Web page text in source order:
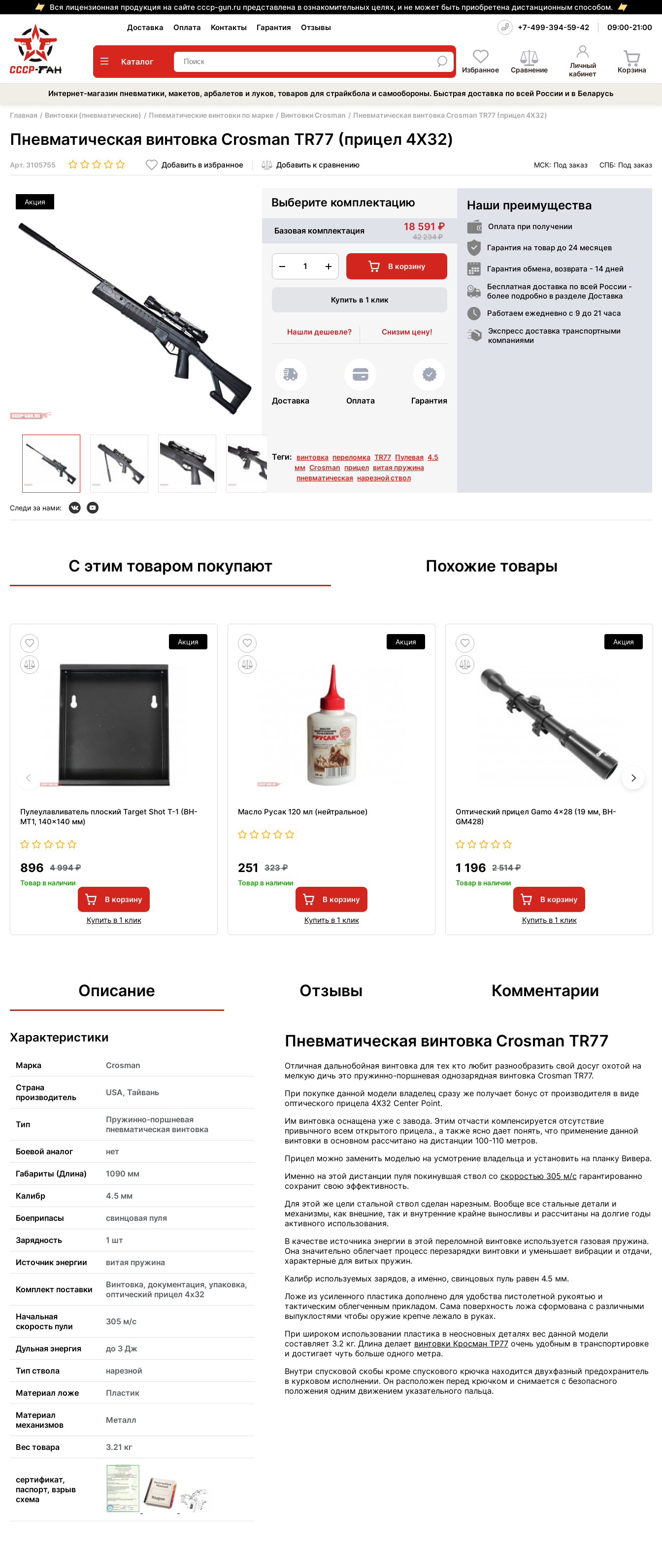
Вся лицензионная продукция на сайте cccp-gun.ru представлена в ознакомительных целях, и не может быть приобретена дистанционным способом.
Доставка Оплата Контакты Гарантия Отзывы +7-499-394-59-42 09:00-21:00
Каталог
Избранное Сравнение
Личный
кабинет
Корзина
Интернет-магазин пневматики, макетов, арбалетов и луков, товаров для страйкбола и самообороны. Быстрая доставка по всей России и в Беларусь
Главная Винтовки (пневматические) Пневматические винтовки по марке Винтовки Crosman Пневматическая винтовка Crosman TR77 (прицел 4Х32)
Пневматическая винтовка Crosman TR77 (прицел 4Х32)
Арт. 3105755 Добавить в избранное Добавить к сравнению МСК: Под заказ СПБ: Под заказ
Акция Выберите комплектацию
Базовая комплектация 18 591
42 234
1 В корзину
Купить в 1 клик
Нашли дешевле? Снизим цену!
Доставка Оплата Гарантия
Теги: винтовка переломка TR77 Пулевая 4.5
мм Crosman прицел витая пружина
пневматическая нарезной ствол
Наши преимущества
Оплата при получении
Гарантия на товар до 24 месяцев
Гарантия обмена, возврата - 14 дней
Бесплатная доставка по всей России -
более подробно в разделе Доставка
Работаем ежедневно с 9 до 21 часа
Экспресс доставка транспортными
компаниями
Следи за нами:
С этим товаром покупают Похожие товары
Акция
Пулеулавливатель плоский Target Shot T-1 (BH-
MT1, 140x140 мм)
896 4 994
Товар в наличии
В корзину
Купить в 1 клик
Акция
Масло Русак 120 мл (нейтральное)
251 323
Товар в наличии
В корзину
Купить в 1 клик
Акция
Оптический прицел Gamo 4x28 (19 мм, BH-
GM428)
1 196 2 514
Товар в наличии
В корзину
Купить в 1 клик
Описание Отзывы Комментарии
Характеристики
Марка Crosman
Страна
производитель
USA, Тайвань
Тип
Пружинно-поршневая
пневматическая винтовка
Боевой аналог нет
Габариты (Длина) 1090 мм
Калибр 4.5 мм
Боеприпасы свинцовая пуля
Зарядность 1 шт
Источник энергии витая пружина
Комплект поставки
Винтовка, документация, упаковка,
оптический прицел 4х32
Начальная
скорость пули
305 м/с
Дульная энергия до 3 Дж
Тип ствола нарезной
Материал ложе Пластик
Материал
механизмов
Металл
Вес товара 3.21 кг
сертификат,
паспорт, взрыв
схема
Пневматическая винтовка Crosman TR77
Отличная дальнобойная винтовка для тех кто любит разнообразить свой досуг охотой на
мелкую дичь это пружинно-поршневая однозарядная винтовка Crosman TR77.
При покупке данной модели владелец сразу же получает бонус от производителя в виде
оптического прицела 4Х32 Center Point.
Им винтовка оснащена уже с завода. Этим отчасти компенсируется отсутствие
привычного всем открытого прицела., а также ясно дает понять, что применение данной
винтовки в основном рассчитано на дистанции 100-110 метров.
Прицел можно заменить моделью на усмотрение владельца и установить на планку Вивера.
Именно на этой дистанции пуля покинувшая ствол со скоростью 305 м/с гарантированно
сохранит свою эффективность.
Для этой же цели стальной ствол сделан нарезным. Вообще все стальные детали и
механизмы, как внешние, так и внутренние крайне выносливы и рассчитаны на долгие годы
активного использования.
В качестве источника энергии в этой переломной винтовке используется газовая пружина.
Она значительно облегчает процесс перезарядки винтовки и уменьшает вибрации и отдачи,
характерные для витых пружин.
Калибр используемых зарядов, а именно, свинцовых пуль равен 4.5 мм.
Ложе из усиленного пластика дополнено для удобства пистолетной рукоятью и
тактическим облегченным прикладом. Сама поверхность ложа сформована с различными
выпуклостями чтобы оружие крепче лежало в руках.
При широком использовании пластика в неосновных деталях вес данной модели
составляет 3.2 кг. Длина делает винтовки Кросман ТР77очень удобным в транспортировке
и достигает чуть больше одного метра.
Внутри спусковой скобы кроме спускового крючка находится двухфазный предохранитель
в курковом исполнении. Он расположен перед крючком и снимается с безопасного
положения одним движением указательного пальца.